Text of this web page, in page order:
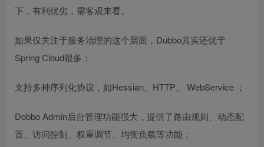
下，有利优劣，需客观来看。
如果仅关注于服务治理的这个层面，Dubbo其实还优于
Spring Cloud很多：
支持多种序列化协议，如Hessian、HTTP、 WebService ；
Dobbo Admin后台管理功能强大，提供了路由规则、动态配
置、访问控制、权重调节、均衡负载等功能；